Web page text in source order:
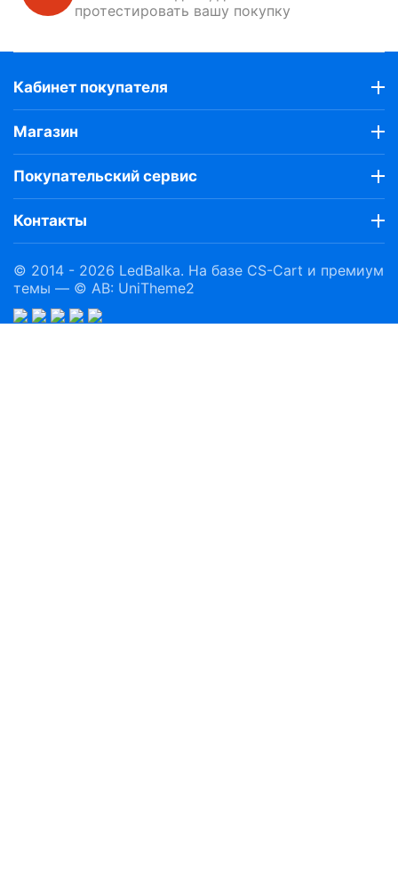
протестировать вашу покупку
Кабинет покупателя
Магазин
Покупательский сервис
Контакты
© 2014 - 2026 LedBalka. На базе CS-Cart и премиум
темы — © AB: UniTheme2